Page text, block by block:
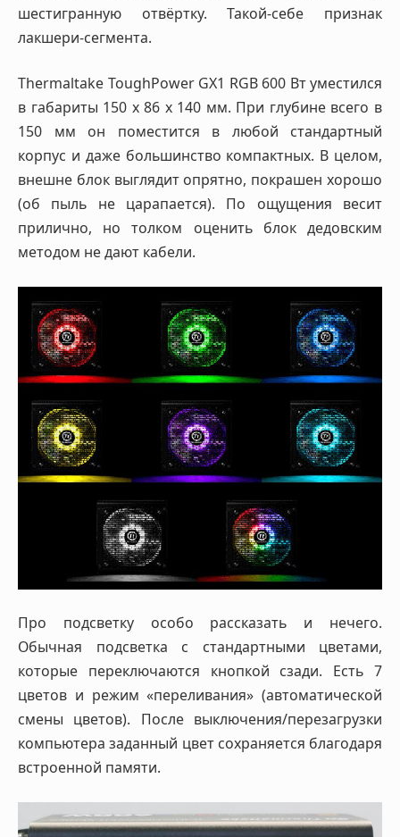
шестигранную отвёртку. Такой-себе признак
лакшери-сегмента.
Thermaltake ToughPower GX1 RGB 600 Вт уместился
в габариты 150 х 86 х 140 мм. При глубине всего в
150 мм он поместится в любой стандартный
корпус и даже большинство компактных. В целом,
внешне блок выглядит опрятно, покрашен хорошо
(об пыль не царапается). По ощущения весит
прилично, но толком оценить блок дедовским
методом не дают кабели.
Про подсветку особо рассказать и нечего.
Обычная подсветка с стандартными цветами,
которые переключаются кнопкой сзади. Есть 7
цветов и режим «переливания» (автоматической
смены цветов). После выключения/перезагрузки
компьютера заданный цвет сохраняется благодаря
встроенной памяти.